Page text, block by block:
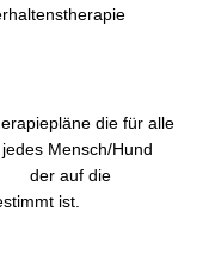
die für alle
Mensch/Hund
der auf die
ist.